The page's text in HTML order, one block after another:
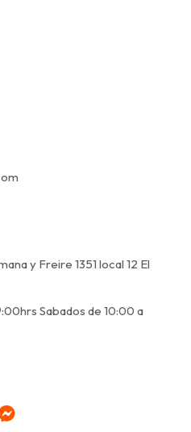
y Freire 1351 local 12 El
Sabados de 10:00 a